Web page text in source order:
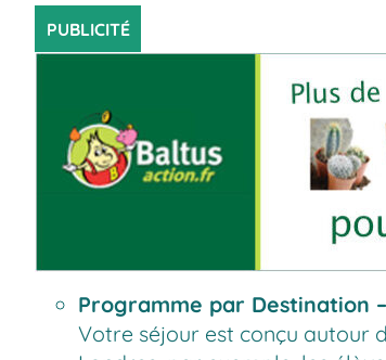
PUBLICITÉ
Programme par Destination
Votre séjour est conçu autour